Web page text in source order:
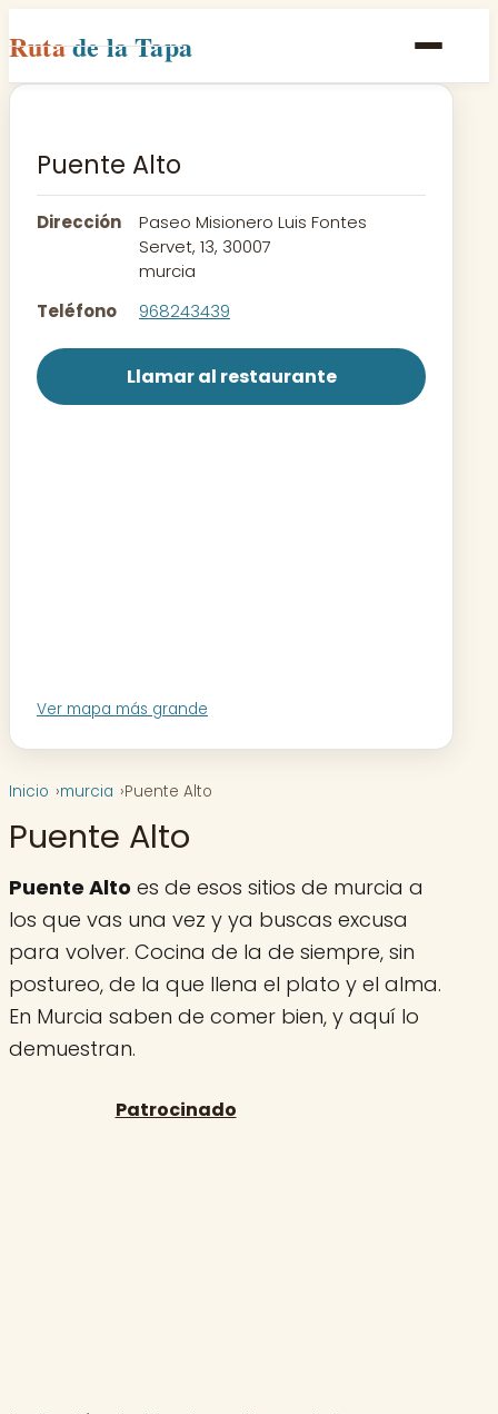
Rutade la Tapa
Inicio
Rutas
Contacto
Puente Alto
Dirección
Paseo Misionero Luis Fontes
Servet, 13, 30007
murcia
Teléfono
968243439
Llamar al restaurante
Ver mapa más grande
Inicio murcia Puente Alto
Puente Alto
Puente Alto es de esos sitios de murcia a
los que vas una vez y ya buscas excusa
para volver. Cocina de la de siempre, sin
postureo, de la que llena el plato y el alma.
En Murcia saben de comer bien, y aquí lo
demuestran.